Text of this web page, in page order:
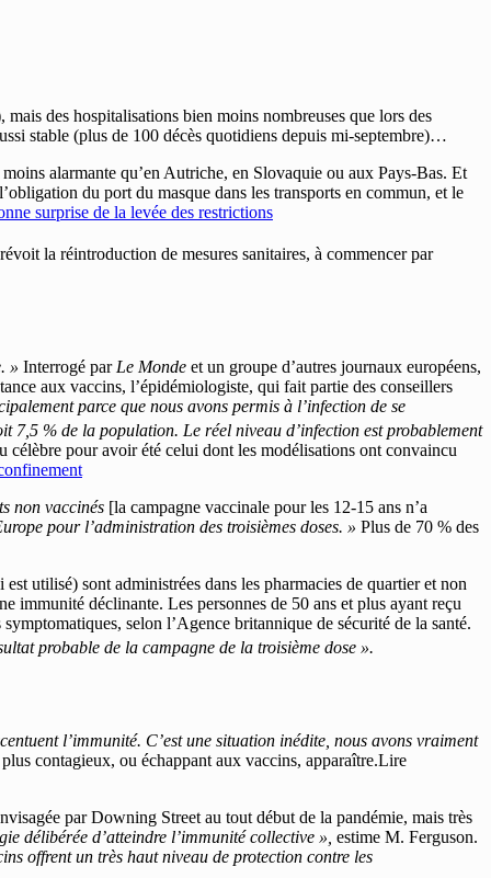
des hospitalisations bien moins nombreuses que lors des
stable (plus de 100 décès quotidiens depuis mi-septembre)…
alarmante qu’en Autriche, en Slovaquie ou aux Pays-Bas. Et
du port du masque dans les transports en commun, et le
surprise de la levée des restrictions
la réintroduction de mesures sanitaires, à commencer par
» Interrogé par Le Monde et un groupe d’autres journaux européens,
aux vaccins, l’épidémiologiste, qui fait partie des conseillers
parce que nous avons permis à l’infection de se
% de la population. Le réel niveau d’infection est probablement
célèbre pour avoir été celui dont les modélisations ont convaincu
non vaccinés [la campagne vaccinale pour les 12-15 ans n’a
pour l’administration des troisièmes doses. » Plus de 70 % des
utilisé) sont administrées dans les pharmacies de quartier et non
immunité déclinante. Les personnes de 50 ans et plus ayant reçu
selon l’Agence britannique de sécurité de la santé.
probable de la campagne de la troisième dose ».
l’immunité. C’est une situation inédite, nous avons vraiment
contagieux, ou échappant aux vaccins, apparaître.Lire
par Downing Street au tout début de la pandémie, mais très
délibérée d’atteindre l’immunité collective », estime M. Ferguson.
offrent un très haut niveau de protection contre les